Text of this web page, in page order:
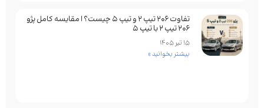
تفاوت ۲۰۶ تیپ ۲ و تیپ ۵ چیست؟ | مقایسه کامل پژو
۲۰۶ تیپ ۲ با تیپ ۵
15 تیر 1405
بیشتر بخوانید »